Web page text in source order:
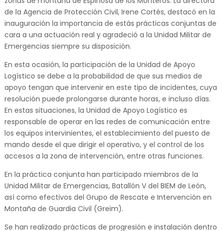
de la Agencia de Protección Civil, Irene Cortés, destacó en la
inauguración la importancia de estás prácticas conjuntas de
cara a una actuación real y agradeció a la Unidad Militar de
Emergencias siempre su disposición.
En esta ocasión, la participación de la Unidad de Apoyo
Logístico se debe a la probabilidad de que sus medios de
apoyo tengan que intervenir en este tipo de incidentes, cuya
resolución puede prolongarse durante horas, e incluso días.
En estas situaciones, la Unidad de Apoyo Logístico es
responsable de operar en las redes de comunicación entre
los equipos intervinientes, el establecimiento del puesto de
mando desde el que dirigir el operativo, y el control de los
accesos a la zona de intervención, entre otras funciones.
En la práctica conjunta han participado miembros de la
Unidad Militar de Emergencias, Batallón V del BIEM de León,
así como efectivos del Grupo de Rescate e Intervención en
Montaña de Guardia Civil (Greim).
Se han realizado prácticas de progresión e instalación dentro